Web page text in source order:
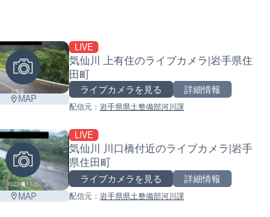
MAP
LIVE
気仙川 上有住のライブカメラ|岩手県住
田町
ライブカメラを見る 詳細情報
配信元： 岩手県県土整備部河川課
MAP
LIVE
気仙川 川口橋付近のライブカメラ|岩手
県住田町
ライブカメラを見る 詳細情報
配信元： 岩手県県土整備部河川課